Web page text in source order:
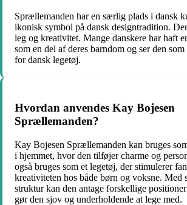
Sprællemanden har en særlig plads i dansk
ikonisk symbol på dansk designtradition.
leg og kreativitet. Mange danskere har haft
som en del af deres barndom og ser den
for dansk legetøj.
Hvordan anvendes Kay Bojesen
Sprællemanden?
Kay Bojesen Sprællemanden kan bruges
i hjemmet, hvor den tilføjer charme og
også bruges som et legetøj, der stimulerer
kreativiteten hos både børn og voksne. Med
struktur kan den antage forskellige
gør den sjov og underholdende at lege med.